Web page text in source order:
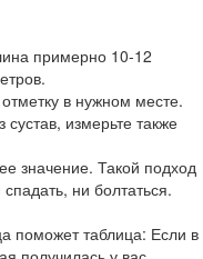
примерно 10-12
в нужном месте.
сустав, измерьте также
значение. Такой подход
ни болтаться.
поможет таблица: Если в